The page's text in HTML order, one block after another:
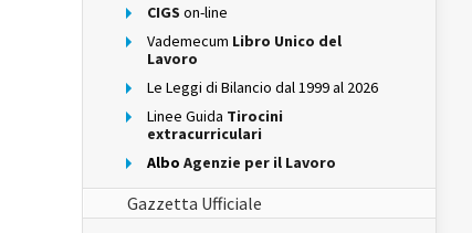
CIGS on-line
Vademecum Libro Unico del
Lavoro
Le Leggi di Bilancio dal 1999 al 2026
Linee Guida Tirocini
extracurriculari
Albo Agenzie per il Lavoro
Gazzetta Ufficiale